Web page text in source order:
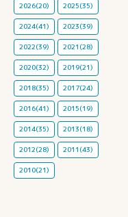
2026(20) 2025(35)
2024(41) 2023(39)
2022(39) 2021(28)
2020(32) 2019(21)
2018(35) 2017(24)
2016(41) 2015(19)
2014(35) 2013(18)
2012(28) 2011(43)
2010(21)